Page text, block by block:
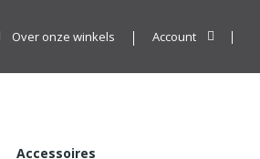
Over onze winkels Account
Accessoires